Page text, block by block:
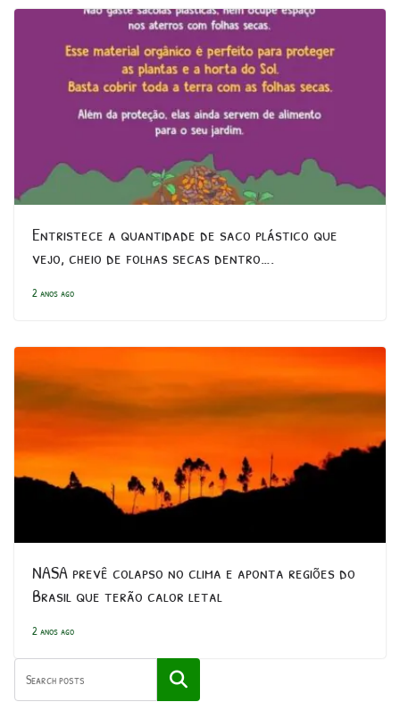
Entristece a quantidade de saco plástico que
vejo, cheio de folhas secas dentro….
2 anos ago
NASA prevê colapso no clima e aponta regiões do
Brasil que terão calor letal
2 anos ago
Pesquisar